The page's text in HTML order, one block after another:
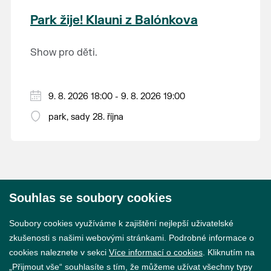
krajina na světě, která je zapsána na Seznam
světového přírodního a kulturního dědictví
Park žije! Klauni z Balónkova
Show pro děti.
9. 8. 2026 18:00 - 9. 8. 2026 19:00
park, sady 28. října
Souhlas se soubory cookies
Soubory cookies využíváme k zajištění nejlepší uživatelské
zkušenosti s našimi webovými stránkami. Podrobné informace o
cookies naleznete v sekci Více informací o cookies . Kliknutím na
„Přijmout vše“ souhlasíte s tím, že můžeme užívat všechny typy